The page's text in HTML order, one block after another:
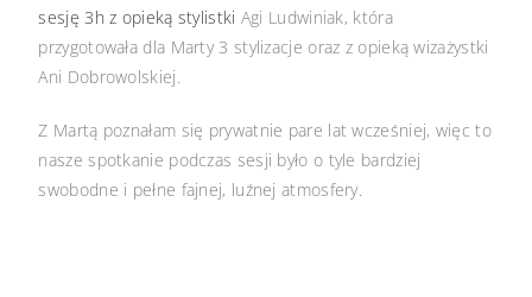
sesję 3h z opieką stylistki Agi Ludwiniak, która
przygotowała dla Marty 3 stylizacje oraz z opieką wizażystki
Ani Dobrowolskiej.
Z Martą poznałam się prywatnie pare lat wcześniej, więc to
nasze spotkanie podczas sesji było o tyle bardziej
swobodne i pełne fajnej, luźnej atmosfery.